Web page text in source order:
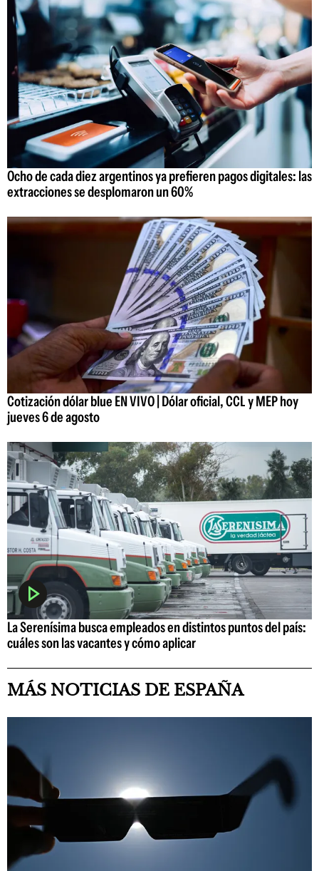
Ocho de cada diez argentinos ya prefieren pagos digitales: las
extracciones se desplomaron un 60%
Cotización dólar blue EN VIVO | Dólar oficial, CCL y MEP hoy
jueves 6 de agosto
La Serenísima busca empleados en distintos puntos del país:
cuáles son las vacantes y cómo aplicar
MÁS NOTICIAS DE ESPAÑA